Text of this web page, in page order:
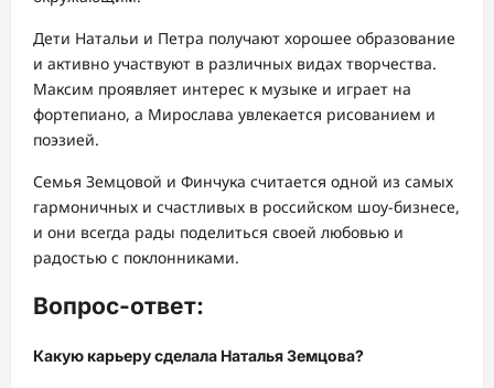
Дети Натальи и Петра получают хорошее образование
и активно участвуют в различных видах творчества.
Максим проявляет интерес к музыке и играет на
фортепиано, а Мирослава увлекается рисованием и
поэзией.
Семья Земцовой и Финчука считается одной из самых
гармоничных и счастливых в российском шоу-бизнесе,
и они всегда рады поделиться своей любовью и
радостью с поклонниками.
Вопрос-ответ:
Какую карьеру сделала Наталья Земцова?